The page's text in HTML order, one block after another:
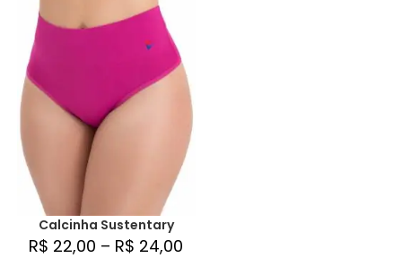
Calcinha Sustentary
R$ 22,00 – R$ 24,00